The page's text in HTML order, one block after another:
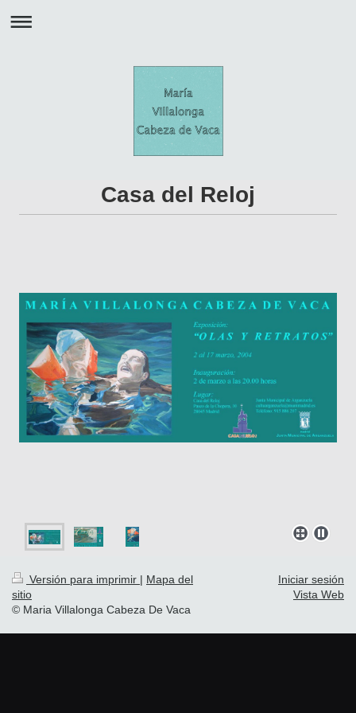
Casa del Reloj
Versión para imprimir | Mapa del
sitio
© Maria Villalonga Cabeza De Vaca
Iniciar sesión
Vista Web